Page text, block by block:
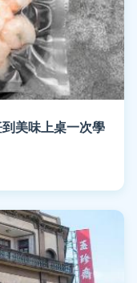
美味上桌一次學